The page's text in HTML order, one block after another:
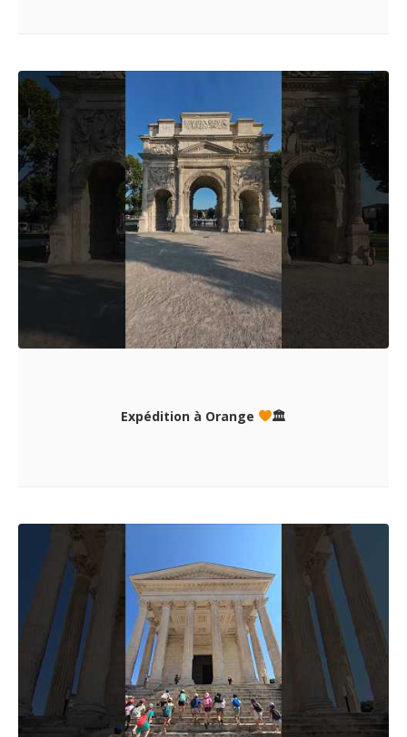
Expédition à Orange 🏛